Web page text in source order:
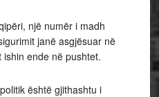
një numër i madh
janë asgjësuar në
ende në pushtet.
është gjithashtu i